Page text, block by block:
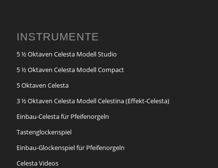
INSTRUMENTE
5 ½ Oktaven Celesta Modell Studio
5 ½ Oktaven Celesta Modell Compact
5 Oktaven Celesta
3 ½ Oktaven Celesta Modell Celestina (Effekt-Celesta)
Einbau-Celesta für Pfeifenorgeln
Tastenglockenspiel
Einbau-Glockenspiel für Pfeifenorgeln
Celesta Videos